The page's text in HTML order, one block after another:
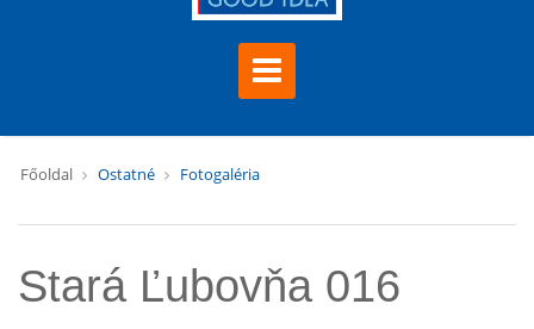
Főoldal Ostatné Fotogaléria
Stará Ľubovňa 016